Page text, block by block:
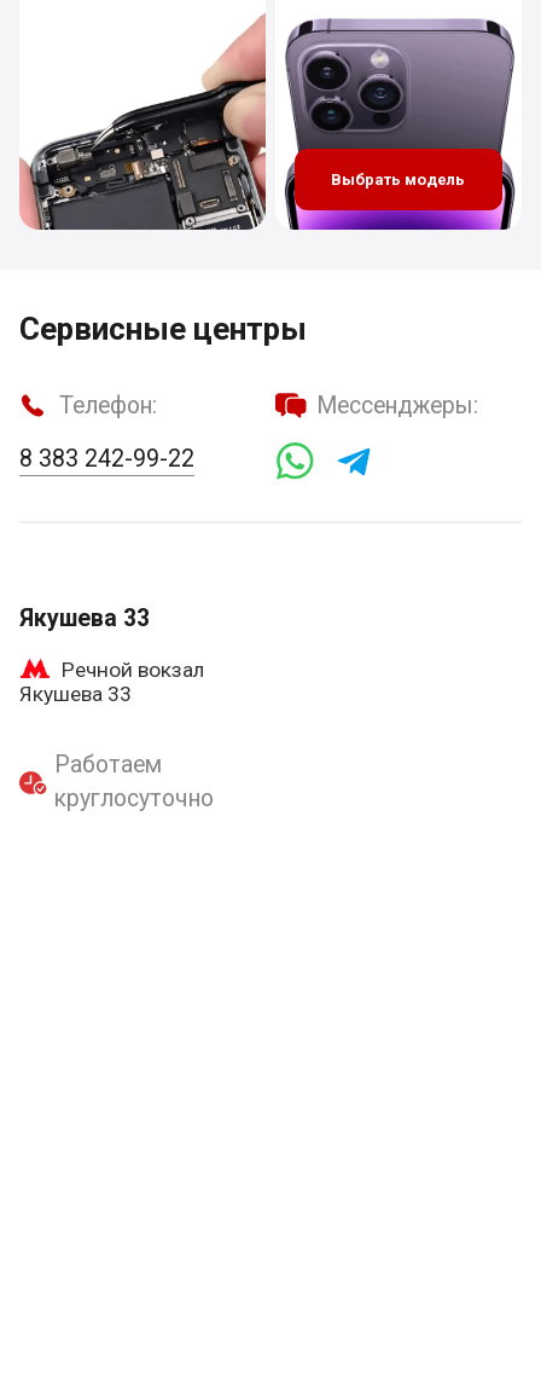
Выбрать модель
Сервисные центры
Телефон:
8 383 242-99-22
Мессенджеры:
Якушева 33
Речной вокзал
Якушева 33
Работаем
круглосуточно